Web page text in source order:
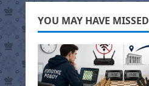
YOU MAY HAVE MISSED